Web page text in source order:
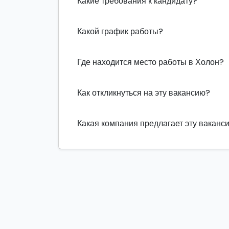
Какой график работы?
Где находится место работы в Холон?
Как откликнуться на эту вакансию?
Какая компания предлагает эту